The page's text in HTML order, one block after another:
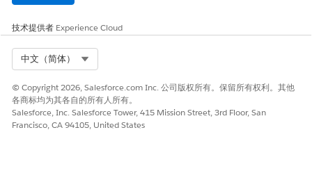
技术提供者 Experience Cloud
中文（简体）
© Copyright 2026, Salesforce.com Inc. 公司版权所有。保留所有权利。其他
各商标均为其各自的所有人所有。
Salesforce, Inc. Salesforce Tower, 415 Mission Street, 3rd Floor, San
Francisco, CA 94105, United States